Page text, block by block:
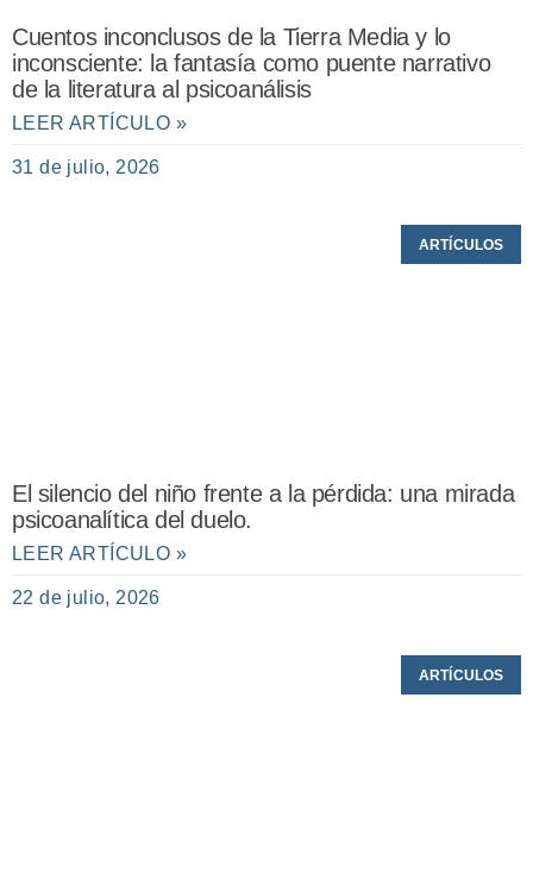
Cuentos inconclusos de la Tierra Media y lo
inconsciente: la fantasía como puente narrativo
de la literatura al psicoanálisis
LEER ARTÍCULO »
31 de julio, 2026
ARTÍCULOS
El silencio del niño frente a la pérdida: una mirada
psicoanalítica del duelo.
LEER ARTÍCULO »
22 de julio, 2026
ARTÍCULOS